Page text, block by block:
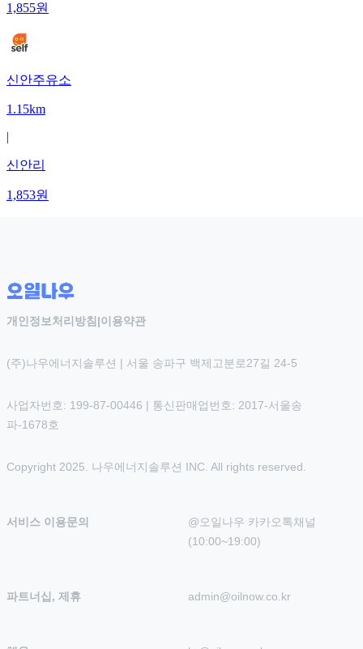
1,855원
신안주유소
1.15km
|
신안리
1,853원
개인정보처리방침 |이용약관
(주)나우에너지솔루션 | 서울 송파구 백제고분로27길 24-5
사업자번호: 199-87-00446 | 통신판매업번호: 2017-서울송
파-1678호
Copyright 2025. 나우에너지솔루션 INC. All rights reserved.
서비스 이용문의
@오일나우 카카오톡채널
(10:00~19:00)
파트너십, 제휴 admin@oilnow.co.kr